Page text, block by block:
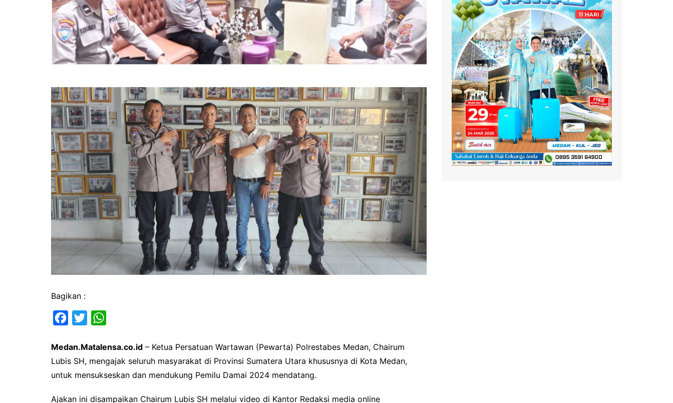
Bagikan :
c
e
b
i
t
t
a
t
s
Medan.Matalensa.co.id – Ketua Persatuan Wartawan (Pewarta) Polrestabes Medan, Chairum
Lubis SH, mengajak seluruh masyarakat di Provinsi Sumatera Utara khususnya di Kota Medan,
untuk mensukseskan dan mendukung Pemilu Damai 2024 mendatang.
Ajakan ini disampaikan Chairum Lubis SH melalui video di Kantor Redaksi media online